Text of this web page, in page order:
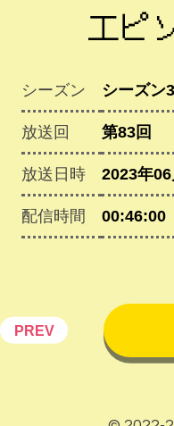
エピ
シーズン シーズン3
放送回 第83回
放送日時 2023年06
配信時間 00:46:00
PREV